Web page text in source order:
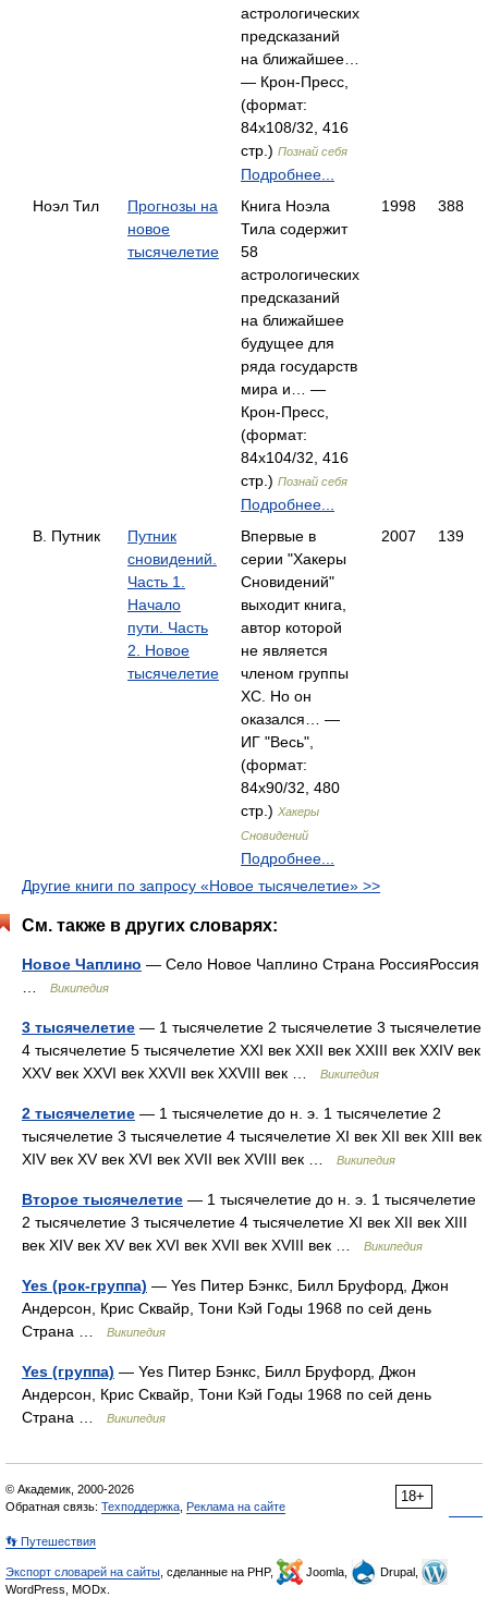
астрологических
предсказаний
на ближайшее…
— Крон-Пресс,
(формат:
84x108/32, 416
стр.) Познай себя
Подробнее...
Ноэл Тил
Прогнозы на
новое
тысячелетие
Книга Ноэла
Тила содержит
58
астрологических
предсказаний
на ближайшее
будущее для
ряда государств
мира и… —
Крон-Пресс,
(формат:
84x104/32, 416
стр.) Познай себя
Подробнее...
1998 388
В. Путник
Путник
сновидений.
Часть 1.
Начало
пути. Часть
2. Новое
тысячелетие
Впервые в
серии "Хакеры
Сновидений"
выходит книга,
автор которой
не является
членом группы
ХС. Но он
оказался… —
ИГ "Весь",
(формат:
84x90/32, 480
стр.) Хакеры
Сновидений
Подробнее...
2007 139
Другие книги по запросу «Новое тысячелетие» >>
См. также в других словарях:
Новое Чаплино — Село Новое Чаплино Страна РоссияРоссия
Википедия
3 тысячелетие — 1 тысячелетие 2 тысячелетие 3 тысячелетие
4 тысячелетие 5 тысячелетие XXI век XXII век XXIII век XXIV век
XXV век XXVI век XXVII век XXVIII век …
Википедия
2 тысячелетие — 1 тысячелетие до н. э. 1 тысячелетие 2
тысячелетие 3 тысячелетие 4 тысячелетие XI век XII век XIII век
XIV век XV век XVI век XVII век XVIII век …
Википедия
Второе тысячелетие — 1 тысячелетие до н. э. 1 тысячелетие
2 тысячелетие 3 тысячелетие 4 тысячелетие XI век XII век XIII
век XIV век XV век XVI век XVII век XVIII век …
Википедия
Yes (рок-группа) — Yes Питер Бэнкс, Билл Бруфорд, Джон
Андерсон, Крис Сквайр, Тони Кэй Годы 1968 по сей день
Страна …
Википедия
Yes (группа) — Yes Питер Бэнкс, Билл Бруфорд, Джон
Андерсон, Крис Сквайр, Тони Кэй Годы 1968 по сей день
Страна …
Википедия
18+
© Академик, 2000-2026
Обратная связь: Техподдержка Реклама на сайте
👣 Путешествия
Экспорт словарей на сайты , сделанные на PHP, Joomla,
Drupal,
WordPress, MODx.